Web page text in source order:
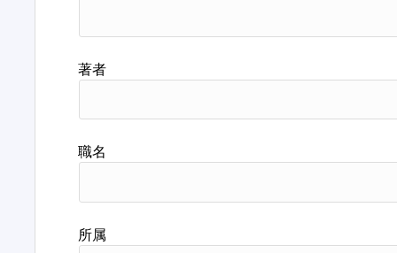
著者
職名
所属